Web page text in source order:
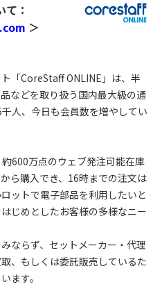
：
＞
「CoreStaff ONLINE」は、半
などを取り扱う国内最大級の通
人、今日も会員数を増やしてい
600万点のウェブ発注可能在庫
ら購入でき、16時までの注文は
ットで電子部品を利用したいと
じめとしたお客様の多様なニー
ならず、セットメーカー・代理
、もしくは委託販売しているた
います。